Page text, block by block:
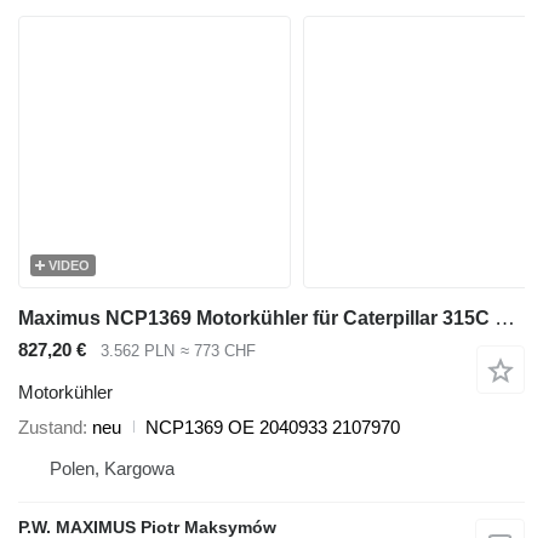
VIDEO
Maximus NCP1369 Motorkühler für Caterpillar 315C Bagger
827,20 € 3.562 PLN ≈ 773 CHF
Motorkühler
Zustand neu
NCP1369 OE 2040933 2107970
Polen, Kargowa
P.W. MAXIMUS Piotr Maksymów